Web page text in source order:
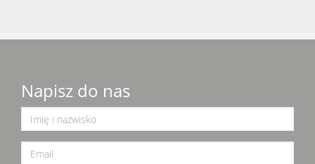
Napisz do nas